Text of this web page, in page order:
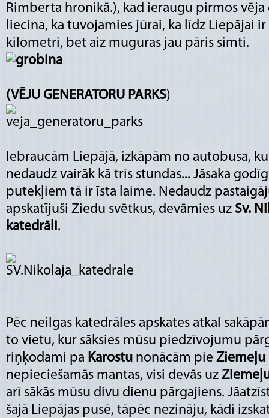
Rimberta hronikā.), kad ieraugu pirmos
liecina, ka tuvojamies jūrai, ka līdz Liepājai
kilometri, bet aiz muguras jau pāris simti.
(VĒJU GENERATORU PARKS)
Iebraucām Liepājā, izkāpām no autobusa,
nedaudz vairāk kā trīs stundas... Jāsaka
putekļiem tā ir īsta laime. Nedaudz
apskatījuši Ziedu svētkus, devāmies uz Sv.
katedrāli.
Pēc neilgas katedrāles apskates atkal
to vietu, kur sāksies mūsu piedzīvojumu
riņķodami pa Karostu nonācām pie Ziemeļu
nepieciešamās mantas, visi devās uz
arī sākās mūsu divu dienu pārgajiens.
šajā Liepājas pusē, tāpēc nezināju, kādi